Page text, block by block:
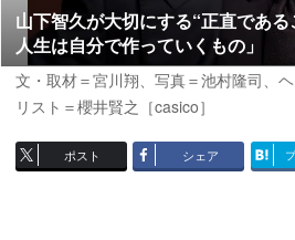
山下智久が大切にする“正直であ
人生は自分で作っていくもの」
文・取材＝宮川翔、 写真＝池村隆司、
リスト＝櫻井賢之［casico］
ポスト シェア